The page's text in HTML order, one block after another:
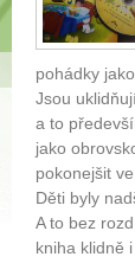
pohádky
Jsou
a to
jako
pokonejšit
Děti byly
A to bez
kniha klidně